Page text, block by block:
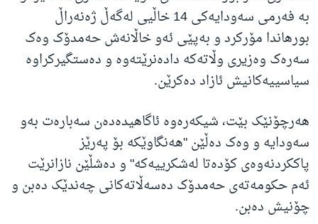
بە فەرمی سەودایەکی 14 خاڵیی لەگەڵ ژەنەراڵ
بورهاندا مۆرکرد و بەپێی ئەو خاڵانەش حەمدۆک وەک
سەرەک وەزیری وڵاتەکە دادەنرێتەوە و دەستگیرکراوە
سیاسییەکانیش ئازاد دەکرێن.
هەرچۆنێک بێت، شیکەرەوە ئاگاهیدەدەن سەبارەت بەو
سەودایە و وەک دەڵێن "هەنگاوێکە بۆ پەرێز
پاککردنەوەی کۆدەتا لەشکرییەکە" و دەشڵێن نازانرێت
ئەم حکومەتەی حەمدۆک دەسەڵاتەکانی چەندێک دەبن و
چۆنیش دەبن.